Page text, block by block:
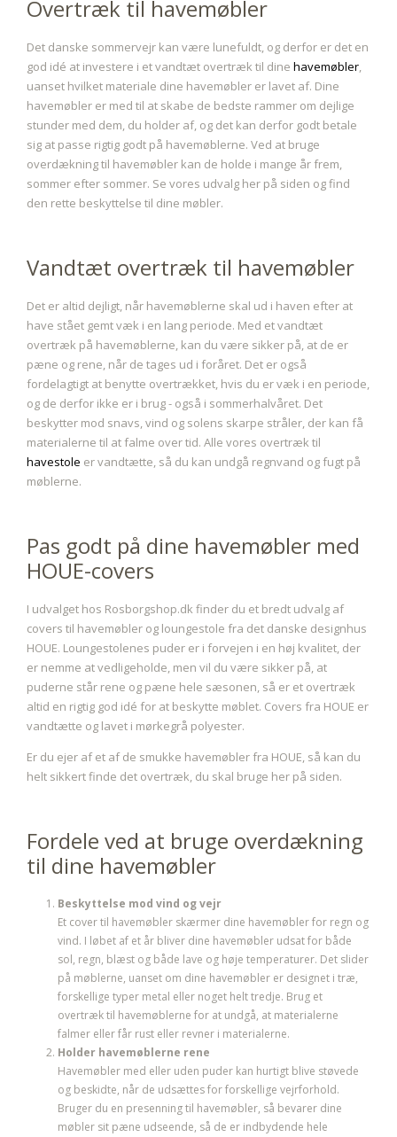
Overtræk til havemøbler
Det danske sommervejr kan være lunefuldt, og derfor er det en
god idé at investere i et vandtæt overtræk til dine havemøbler,
uanset hvilket materiale dine havemøbler er lavet af. Dine
havemøbler er med til at skabe de bedste rammer om dejlige
stunder med dem, du holder af, og det kan derfor godt betale
sig at passe rigtig godt på havemøblerne. Ved at bruge
overdækning til havemøbler kan de holde i mange år frem,
sommer efter sommer. Se vores udvalg her på siden og find
den rette beskyttelse til dine møbler.
Vandtæt overtræk til havemøbler
Det er altid dejligt, når havemøblerne skal ud i haven efter at
have stået gemt væk i en lang periode. Med et vandtæt
overtræk på havemøblerne, kan du være sikker på, at de er
pæne og rene, når de tages ud i foråret. Det er også
fordelagtigt at benytte overtrækket, hvis du er væk i en periode,
og de derfor ikke er i brug - også i sommerhalvåret. Det
beskytter mod snavs, vind og solens skarpe stråler, der kan få
materialerne til at falme over tid. Alle vores overtræk til
havestole er vandtætte, så du kan undgå regnvand og fugt på
møblerne.
Pas godt på dine havemøbler med
HOUE-covers
I udvalget hos Rosborgshop.dk finder du et bredt udvalg af
covers til havemøbler og loungestole fra det danske designhus
HOUE. Loungestolenes puder er i forvejen i en høj kvalitet, der
er nemme at vedligeholde, men vil du være sikker på, at
puderne står rene og pæne hele sæsonen, så er et overtræk
altid en rigtig god idé for at beskytte møblet. Covers fra HOUE er
vandtætte og lavet i mørkegrå polyester.
Er du ejer af et af de smukke havemøbler fra HOUE, så kan du
helt sikkert finde det overtræk, du skal bruge her på siden.
Fordele ved at bruge overdækning
til dine havemøbler
Beskyttelse mod vind og vejr
Et cover til havemøbler skærmer dine havemøbler for regn og
vind. I løbet af et år bliver dine havemøbler udsat for både
sol, regn, blæst og både lave og høje temperaturer. Det slider
på møblerne, uanset om dine havemøbler er designet i træ,
forskellige typer metal eller noget helt tredje. Brug et
overtræk til havemøblerne for at undgå, at materialerne
falmer eller får rust eller revner i materialerne.
Holder havemøblerne rene
Havemøbler med eller uden puder kan hurtigt blive støvede
og beskidte, når de udsættes for forskellige vejrforhold.
Bruger du en presenning til havemøbler, så bevarer dine
møbler sit pæne udseende, så de er indbydende hele